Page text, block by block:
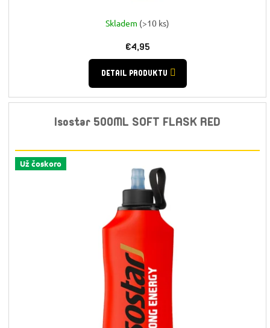
Skladem (>10 ks)
€4,95
DETAIL PRODUKTU
Isostar 500ML SOFT FLASK RED
Už čoskoro